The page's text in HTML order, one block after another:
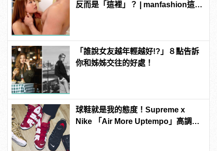
反而是「這裡」？ | manfashion這樣
「誰說女友越年輕越好!?」８點告訴
你和姊姊交往的好處！
球鞋就是我的態度！Supreme x
Nike 「Air More Uptempo」高調紅